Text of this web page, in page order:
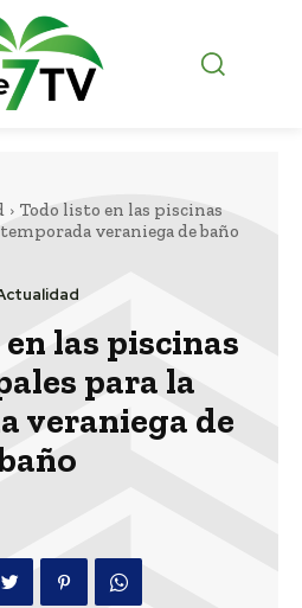
Todo listo en las piscinas
veraniega de baño
las piscinas
para la
veraniega de